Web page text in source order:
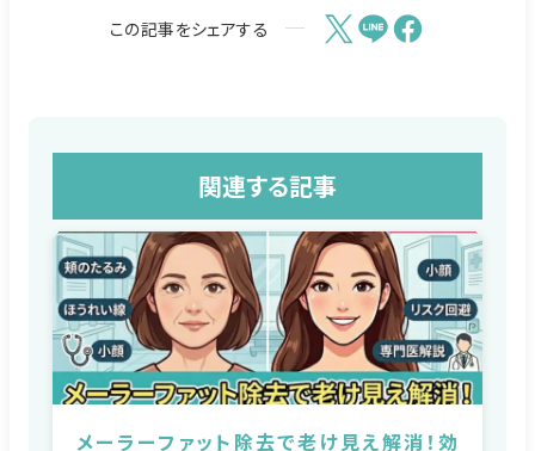
この記事をシェアする
関連する記事
メーラーファット除去で老け見え解消！効